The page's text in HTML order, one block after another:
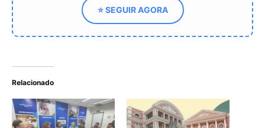
⭐ SEGUIR AGORA
Relacionado